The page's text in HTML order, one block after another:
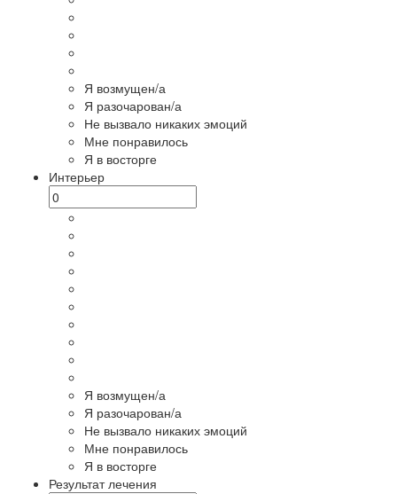
Я возмущен/а
Я разочарован/а
Не вызвало никаких эмоций
Мне понравилось
Я в восторге
Интерьер
Я возмущен/а
Я разочарован/а
Не вызвало никаких эмоций
Мне понравилось
Я в восторге
Результат лечения